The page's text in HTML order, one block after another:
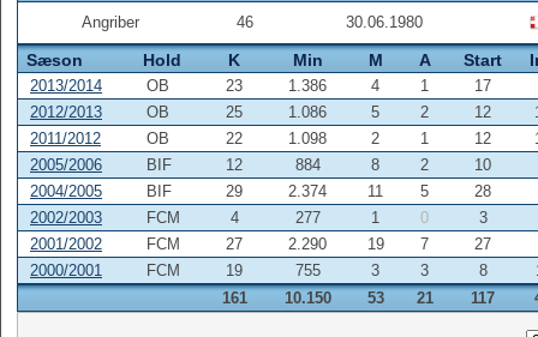
Angriber 46 30.06.1980
Sæson Hold K Min M A Start
2013/2014 OB 23 1.386 4 1
17
2012/2013
OB 25 1.086 5 2 12
2011/2012
OB 22 1.098 2 1 12
2005/2006
BIF 12 884 8 2
10
2004/2005
BIF 29 2.374 11 5
28
2002/2003
FCM 4 277 1 0
3
2001/2002
FCM 27 2.290 19 7
27
2000/2001
FCM 19 755 3 3 8
161
10.150 53 21 117